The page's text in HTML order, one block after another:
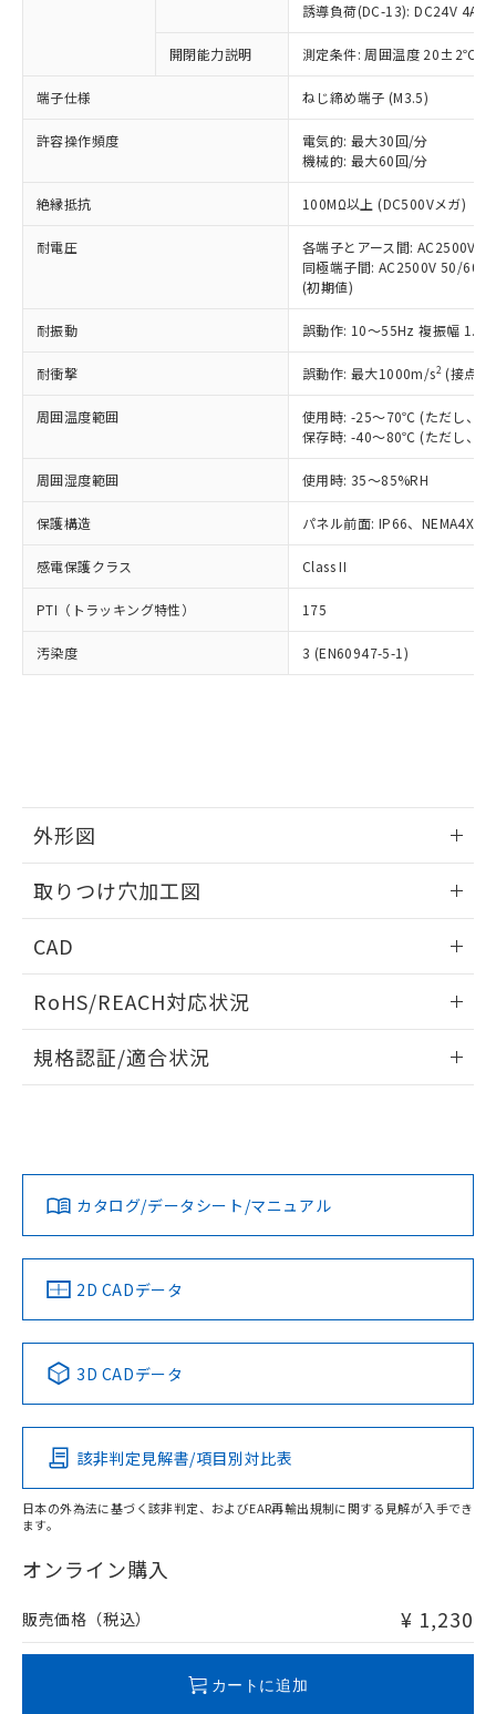
誘導負荷(DC-13): DC24V 4A/
開閉能力説明 測定条件: 周囲温度 20±2℃、
端子仕様 ねじ締め端子 (M3.5)
許容操作頻度
電気的: 最大30回/分
機械的: 最大60回/分
絶縁抵抗 100MΩ以上 (DC500Vメガ)
耐電圧
各端子とアース間: AC2500V
同極端子間: AC2500V 50/
(初期値)
耐振動 誤動作: 10～55Hz 複振幅
耐衝撃 誤動作: 最大1000m/s2 (接点
周囲温度範囲
使用時: -25～70℃ (ただし、氷
保存時: -40～80℃ (ただし、氷
周囲湿度範囲 使用時: 35～85%RH
保護構造 パネル前面: IP66、NEMA4X,
感電保護クラス Class II
PTI（トラッキング特性） 175
汚染度 3 (EN60947-5-1)
外形図
取りつけ穴加工図
CAD
ドすることができます。
ログイン/会員登録
ダウンロードデータをご利用いただく前に、以下を必ずお読
みください。
ソフトウェアの使用条件
RoHS/REACH対応状況
EU RoHS 注意事項・凡例
対応済み
中国 RoHS 注意事項・凡例
Pb Hg Cd Cr(VI)
O
在庫等で未対応品が混在する可能性があります。
問い合わせください。
規格認証/適合状況
LR型式承認
（イギリス
船舶規格）
DNV型式承認
（ノルウェー
BV型式承認
（フランス
KR型式
（韓国
No No No No
この製品の規格認証/適合状況ページへ
その他の認証はこちらのページからご検索ください
カタログ/データシート/マニュアル
2D CADデータ
3D CADデータ
該非判定見解書/項目別対比表
日本の外為法に基づく該非判定、およびEAR再輸出規制に関する見解が入手でき
ます。
オンライン購入
販売価格（税込） ¥ 1,230
カートに追加
以下の条件をお読みいただき、同意のうえ
本サービスは、当社制御機器事業取扱
商品の当社在庫状況および標準価格
(税抜)を提供させていただくもので
当社制御機器事業取扱商品の中には、
本サービスの対象外となる商品もある
ことをご了承ください。
在庫状況および標準価格照会結果は、
記載している更新日時点での社内デー
タに基づき作成されるものであり、閲
覧された時点での実際の在庫および標
準価格とは異なる場合があることをご
正式な納期状況および標準価格はお客
様のお取引先、またはお客様担当のオ
ムロン制御機器販売店・当社販売員に
オムロン制御機器販売店や当社販売拠
販売ネットワーク
」をご確認
ください。
在庫状況および標準価格結果を当社の
事前の承諾なく第三者に漏洩または開
示しないようお願いします。
マイパーツ機能（部品リスト作成サー
ビス）をご利用いただくには、I-Web
品・サービスに関するお客様との取
をご了承ください。
※当社の共同利用者とは、
対応予定なし：EU RoHS指令（10物質）の
非含有に非対応の商品で、対応品を出す予
調査・確認中：EU RoHS指令（10物質）の
非含有の対応状況を調査中または確認中の
商品です。
害物質有無と関係のない商品です。
仕入先様の事情により、非含有部品として
いたものが、含有品と判明した場合などや
むを得ず変更することがあります。
鉛(Pb) 1000ppm以下、 水銀(Hg) 1000ppm以下、 カド
六価クロム(Cr(Ⅵ)) 1000ppm以下、ポリ臭化ビフェニル
類(PBB) 1000ppm以下、ポリ臭化ジフェニルエーテル類
(PBDE) 1000ppm以下、フタル酸ビス(2-エチルヘキシ
ル) (DEHP)(別名：DOP) 1000ppm以下、フタル酸ブチ
ルベンジル（BBP） 1000ppm以下、フタル酸ジブチル
（DBP） 1000ppm以下、フタル酸ジイソブチル
但し、RoHS指令で産業用監視および制御機器に対する
フタル酸エステル類の４物質については閾値を超える意
図的な使用がないことを確認しています。
※2 対応予定月
部品在庫の切り替え状況などにより、予定
月が前後することがあります。
下記の非含有証明書をダウンロードするこ
とができます。
EU RoHS指令（10物質）の非含有証明書
51物質の非含有証明書（当社基準）
※本証明書は発行日時点で非含有を証明す
ものではありません。
また、RoHS指令のフタル酸エステル類４
物質の対応では、対応完了までの期間は出
欄に対応日を記載しておりました。
既に当社にて対応品への在庫切替を完了
「○」：最大均質材料含有率が中国RoHSの
基準値以下であることを示します。
「×」：最大均質材料含有率が中国RoHSの
基準値を超えていることを示します。
「－」：未確認です。当社販売部門へお問
*中国RoHS10物質の基準値 (GB/T26572)：
Pb(鉛) :1000ppm、 Hg(水銀) : 1000ppm、 Cd(カドミウ
Cr(Ⅵ)(六価クロム) : 1000ppm、 PBBs(ポリ臭化ビフェ
ニル類) : 1000ppm、 PBDEs(ポリ臭化ジフェニルエーテ
ル類) : 1000ppm、
DBP(フタル酸ジブチル) : 1000ppm、 DIBP(フタル酸ジ
DEHP(フタル酸ビス(2-エチルヘキシル)) : 1000ppm
「ｅ」：有害物質（10物質）のすべてが基
準値以下であることを示します。
「10」：通常の使用状況下において有害物
質が外部に漏えいし、環境に深刻な影響を
当社は、これら貴社製品のうち、外国
為替および外国貿易法に定める商品
（以下｢規制貨物等」という）を輸出
または国外への提供する場合は、日本
国政府の輸出許可(または役務取引許
可)を取得するなどの必要な手続きを
当社は規制貨物を破棄する場合は、完
全に破砕するなど、違法に輸出されな
いよう必要な手段を講じます。
当社は貴社製品を、核兵器、ミサイ
ル、化学兵器、生物兵器またはその他
武器並びにこれらの製造装置等に一切
当社は、貴社製品を第三者に販売する
場合は、上記1、2および3の内容を当
該第三者に通知します。また当社は、
販売先および販売に係わる関係者が違
法に輸出するおそれがある場合は、取
一定数以上の在庫あり
一定数には満たないが在庫あり
在庫なし(最新の在庫状況につ
いては、お客様のお取引先、ま
たはお客様担当のオムロン制御
機器販売店・当社販売員にご確
認ください)
白
受注生産機種、また在庫状況の
情報を公開していない機種